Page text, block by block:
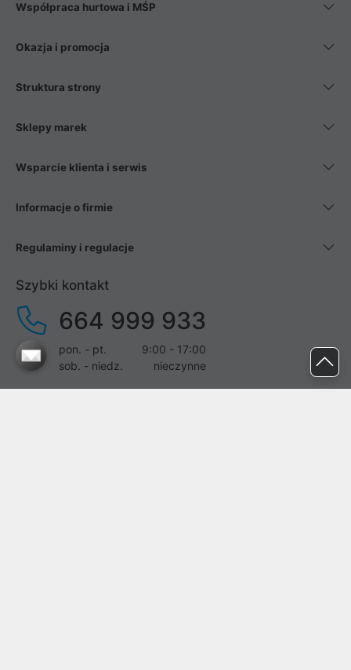
Współpraca hurtowa i MŚP
Okazja i promocja
Struktura strony
Sklepy marek
Wsparcie klienta i serwis
Informacje o firmie
Regulaminy i regulacje
Szybki kontakt
664 999 933
pon. - pt.
9:00 - 17:00
sob. - niedz.
nieczynne